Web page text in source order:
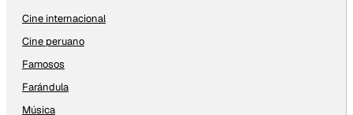
Cine internacional
Cine peruano
Famosos
Farándula
Música